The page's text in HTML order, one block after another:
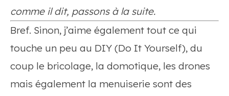
comme il dit, passons à la suite.
Bref. Sinon, j’aime également tout ce qui
touche un peu au DIY (Do It Yourself), du
coup le bricolage, la domotique, les drones
mais également la menuiserie sont des